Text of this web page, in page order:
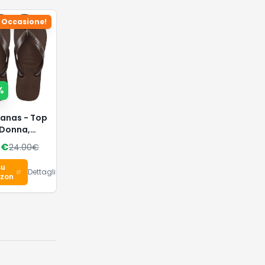
Occasione!
- Top
€24.00€
Dettagli